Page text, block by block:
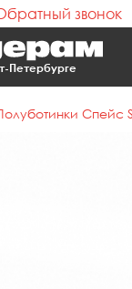
звонок
Петербурге
Спейс